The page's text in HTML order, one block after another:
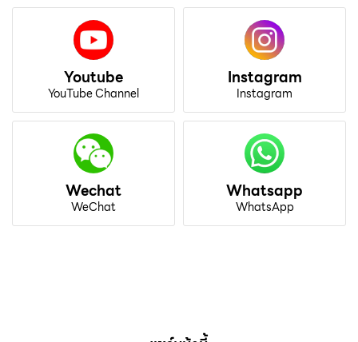
Youtube
YouTube Channel
Instagram
Instagram
Wechat
WeChat
Whatsapp
WhatsApp